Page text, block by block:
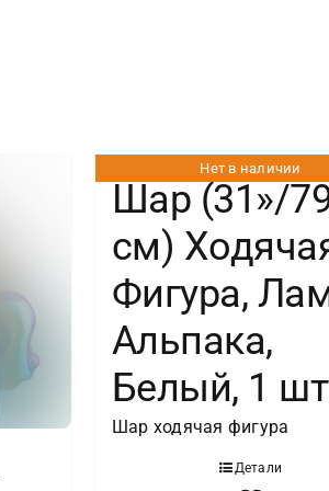
крыльями,
шт.
в
упак.
Нет в наличии
Шар (31»/
см)
Фигура,
Альпака,
Белый, 1
Шар ходячая фигура
Детали